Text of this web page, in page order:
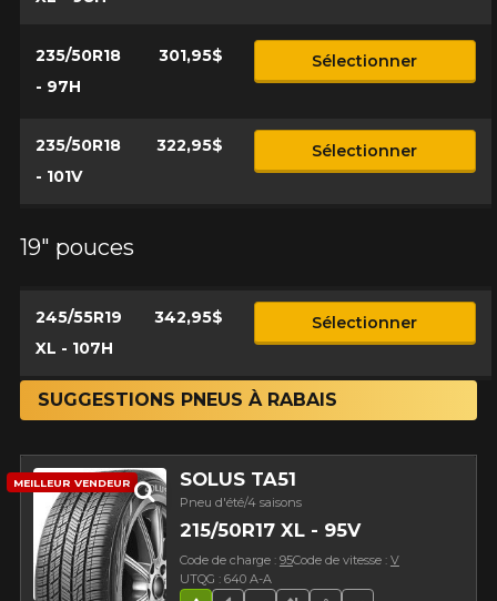
235/50R18
- 97H
301,95$ Sélectionner
235/50R18
- 101V
322,95$ Sélectionner
19" pouces
245/55R19
XL - 107H
342,95$ Sélectionner
SUGGESTIONS PNEUS À RABAIS
SOLUS TA51
Pneu d'été/4 saisons
215/50R17 XL - 95V
Code de charge : 95Code de vitesse : V
UTQG : 640 A-A
MEILLEUR VENDEUR